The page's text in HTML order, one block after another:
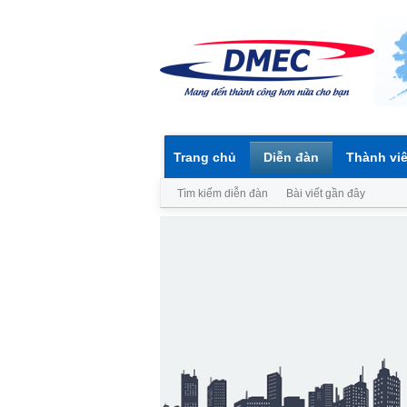
Trang chủ Diễn đàn
Tìm kiếm diễn đàn Bài viết gần đây
Thành